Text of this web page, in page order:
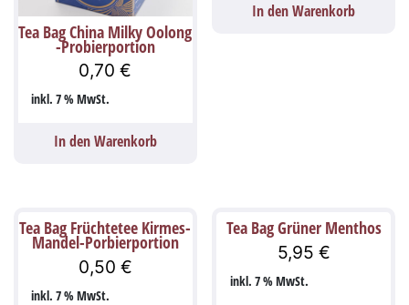
Tea Bag China Milky Oolong
-Probierportion
0,70€
inkl. 7 % MwSt.
In den Warenkorb
In den Warenkorb
Tea Bag Früchtetee Kirmes-
Mandel-Porbierportion
0,50 €
inkl. 7 % MwSt.
Tea Bag Grüner Menthos
5,95 €
inkl. 7 % MwSt.